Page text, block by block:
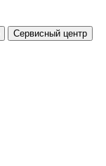
Сервисный центр